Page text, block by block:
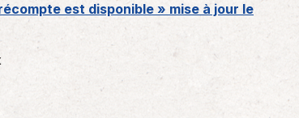
est disponible » mise à jour le